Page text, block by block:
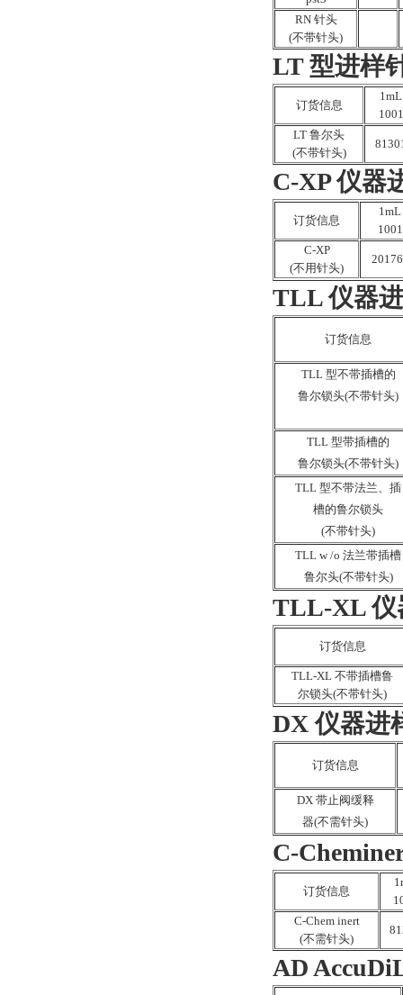
RN 针头
(不带针头)
LT 型进样
订货信息
1mL
1001
LT 鲁尔头
(不带针头)
C-XP 仪器
订货信息
1mL
1001
C-XP
(不用针头)
TLL 仪器
订货信息
TLL 型不带插槽的
鲁尔锁头(不带针头)
TLL 型带插槽的
鲁尔锁头(不带针头)
TLL 型不带法兰、插
槽的鲁尔锁头
(不带针头)
TLL w /o 法兰带插槽
鲁尔头(不带针头)
TLL-XL 仪
订货信息
TLL-XL 不带插槽鲁
尔锁头(不带针头)
DX 仪器进
订货信息
DX 带止阀缓释
器(不需针头)
C-
订货信息
C-Chem inert
(不需针头)
AD